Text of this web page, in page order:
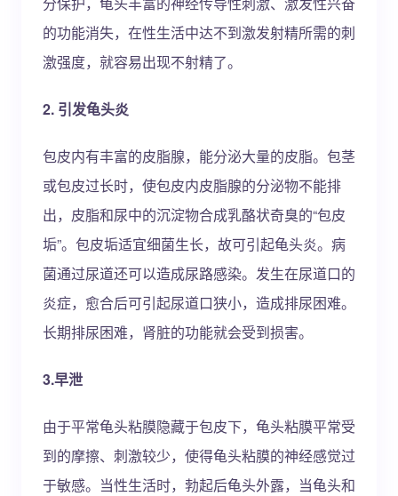
的功能消失，在性生活中达不到激发射精所需的刺
激强度，就容易出现不射精了。
2. 引发龟头炎
包皮内有丰富的皮脂腺，能分泌大量的皮脂。包茎
或包皮过长时，使包皮内皮脂腺的分泌物不能排
出，皮脂和尿中的沉淀物合成乳酪状奇臭的“包皮
垢”。包皮垢适宜细菌生长，故可引起龟头炎。病
菌通过尿道还可以造成尿路感染。发生在尿道口的
炎症，愈合后可引起尿道口狭小，造成排尿困难。
长期排尿困难，肾脏的功能就会受到损害。
3.早泄
由于平常龟头粘膜隐藏于包皮下，龟头粘膜平常受
到的摩擦、刺激较少，使得龟头粘膜的神经感觉过
于敏感。当性生活时，勃起后龟头外露，当龟头和